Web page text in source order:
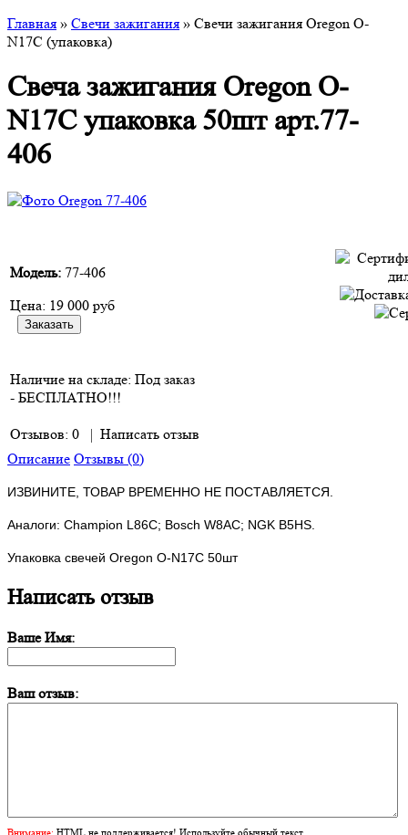
Главная » Свечи зажигания » Свечи зажигания Oregon O-
N17C (упаковка)
Свеча зажигания Oregon O-
N17C упаковка 50шт арт.77-
406
Модель: 77-406
Цена: 19 000 руб
Наличие на складе: Под заказ
- БЕСПЛАТНО!!!
Отзывов: 0 | Написать отзыв
Описание Отзывы (0)
ИЗВИНИТЕ, ТОВАР ВРЕМЕННО НЕ ПОСТАВЛЯЕТСЯ.
Аналоги: Champion L86C; Bosch W8AC; NGK B5HS.
Упаковка свечей Oregon O-N17C 50шт
Написать отзыв
Ваше Имя:
Ваш отзыв:
Внимание: HTML не поддерживается! Используйте обычный текст.